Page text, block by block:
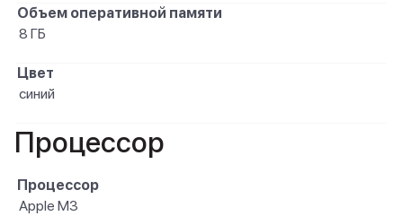
Объем оперативной памяти
8 ГБ
Цвет
синий
Процессор
Процессор
Apple M3